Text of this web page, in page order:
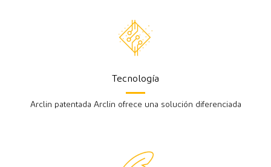
Tecnología
Arclin patentada Arclin ofrece una solución diferenciada